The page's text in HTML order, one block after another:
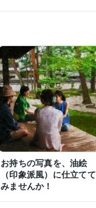
お持ちの写真を、油絵
（印象派風）に仕立てて
みませんか！